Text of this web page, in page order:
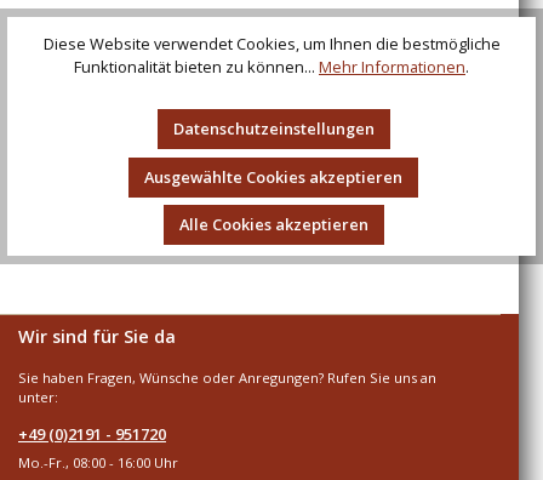
Beschreibung
schwarz, Farbe braun
Bewertungen
Wir sind für Sie da
Sie haben Fragen, Wünsche oder Anregungen? Rufen Sie uns an
unter:
+49 (0)2191 - 951720
Mo.-Fr., 08:00 - 16:00 Uhr
Diese Website verwendet Cookies, um Ihnen die bestmögliche
Funktionalität bieten zu können... Mehr Informationen.
Datenschutzeinstellungen
Ausgewählte Cookies akzeptieren
Alle Cookies akzeptieren